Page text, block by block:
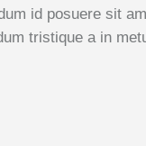
id posuere sit
tristique a in